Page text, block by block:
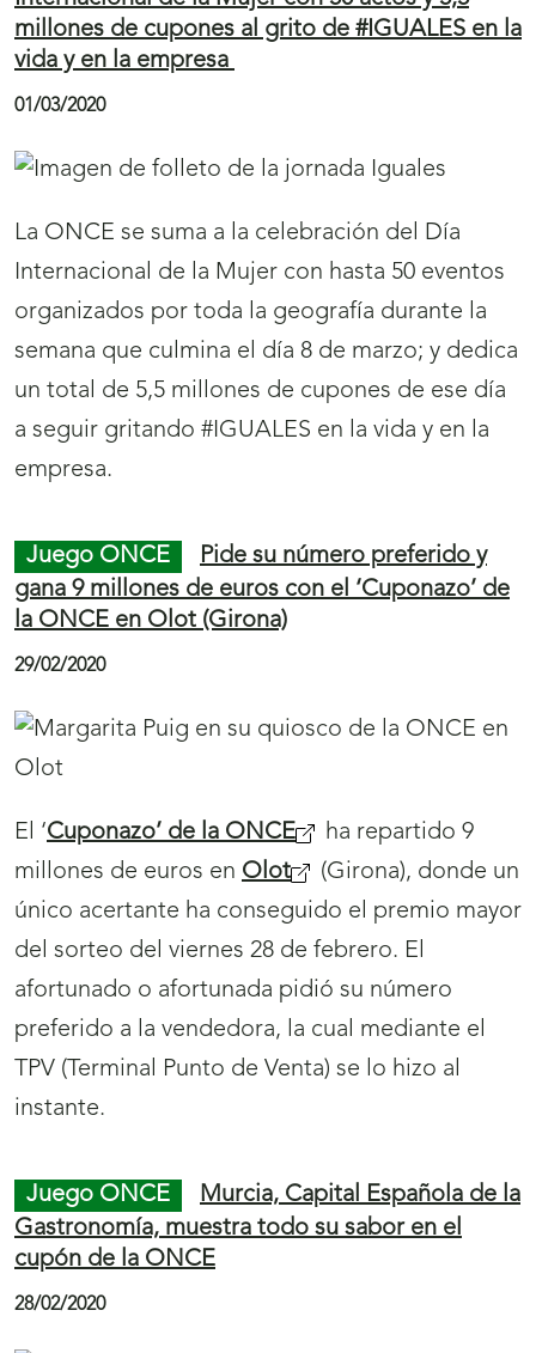
i
c
s
millones de cupones al grito de #IGUALES en la
vida y en la empresa
01/03/2020
La ONCE se suma a la celebración del Día
Internacional de la Mujer con hasta 50 eventos
organizados por toda la geografía durante la
semana que culmina el día 8 de marzo; y dedica
un total de 5,5 millones de cupones de ese día
a seguir gritando #IGUALES en la vida y en la
empresa.
Juego ONCE
Pide su número preferido y
gana 9 millones de euros con el ‘Cuponazo’ de
la ONCE en Olot (Girona)
29/02/2020
El ‘Cuponazo’ de la ONCE
ha repartido 9
millones de euros en Olot
(Girona), donde un
único acertante ha conseguido el premio mayor
del sorteo del viernes 28 de febrero. El
afortunado o afortunada pidió su número
preferido a la vendedora, la cual mediante el
TPV (Terminal Punto de Venta) se lo hizo al
instante.
Juego ONCE
Murcia, Capital Española de la
Gastronomía, muestra todo su sabor en el
cupón de la ONCE
28/02/2020